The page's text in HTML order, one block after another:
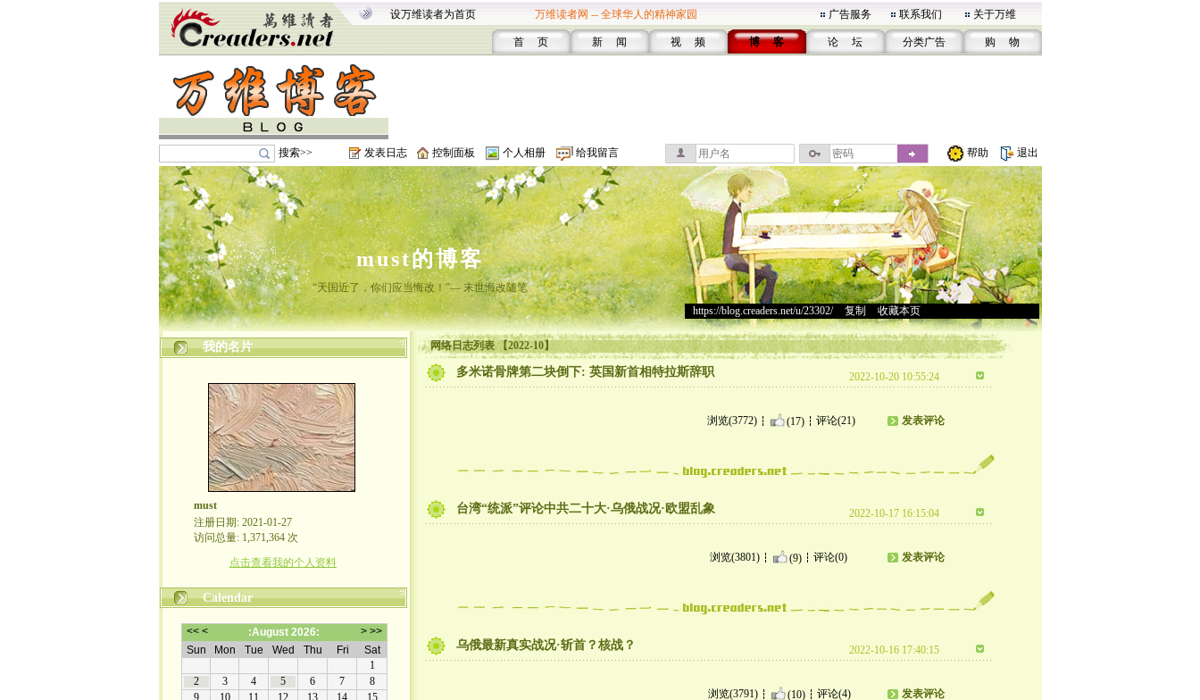
设万维读者为首页 万维读者网 -- 全球华人的精神家园 广告服务 联系我们 关于万维
首 页 新 闻 视 频 博 客 论 坛 分类广告 购 物
搜索>> 发表日志 控制面板 个人相册 给我留言 帮助 退出
must的博客
“天国近了，你们应当悔改！”— 末世悔改随笔
https://blog.creaders.net/u/23302/> 复制 收藏本页
我的名片
must
注册日期: 2021-01-27
访问总量: 1,371,364 次
点击查看我的个人资料
Calendar
网络日志列表 【2022-10】
多米诺骨牌第二块倒下: 英国新首相特拉斯辞职 2022-10-20 10:55:24
浏览(3772) (17) 评论(21) 发表评论
台湾“统派”评论中共二十大·乌俄战况·欧盟乱象 2022-10-17 16:15:04
浏览(3801) (9) 评论(0) 发表评论
乌俄最新真实战况·斩首？核战？ 2022-10-16 17:40:15
浏览(3791) (10) 评论(4) 发表评论